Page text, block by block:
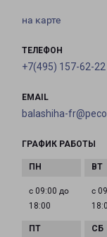
на карте
ТЕЛЕФОН
+7(495) 157-62-22
EMAIL
balashiha-
ГРАФИК РАБОТЫ
с 09:00 до
18:00
с